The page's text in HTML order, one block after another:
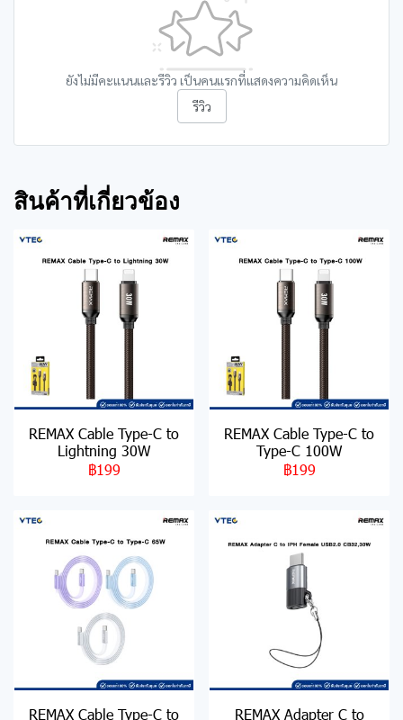
ยังไม่มีคะแนนและรีวิว เป็นคนแรกที่แสดงความคิดเห็น
รีวิว
สินค้าที่เกี่ยวข้อง
REMAX Cable Type-C to
Lightning 30W
฿199
REMAX Cable Type-C to
Type-C 100W
฿199
REMAX Cable Type-C to REMAX Adapter C to